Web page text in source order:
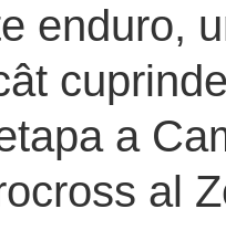
enduro,
a
al